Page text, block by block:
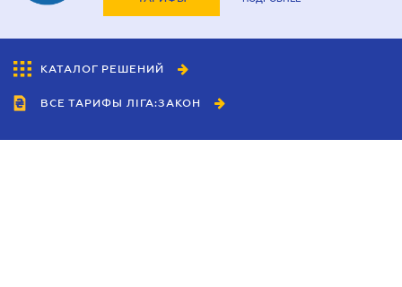
КАТАЛОГ РЕШЕНИЙ
ВСЕ ТАРИФЫ ЛІГА:ЗАКОН